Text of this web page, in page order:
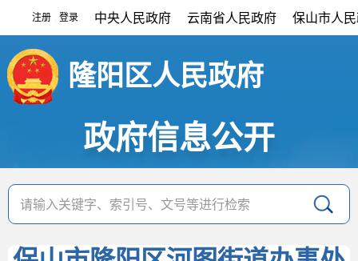
注册 登录 中央人民政府 云南省人民政府 保山市人
隆阳区人民政府
政府信息公开